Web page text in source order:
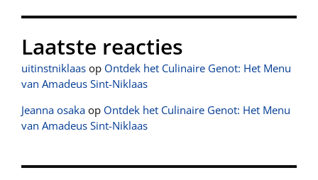
Laatste reacties
uitinstniklaas op Ontdek het Culinaire Genot: Het Menu
van Amadeus Sint-Niklaas
Jeanna osaka op Ontdek het Culinaire Genot: Het Menu
van Amadeus Sint-Niklaas